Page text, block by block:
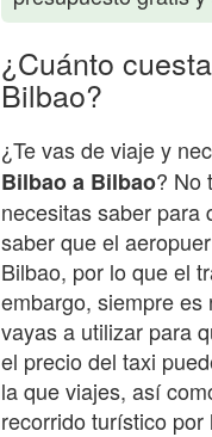
¿Cuánto
Bilbao?
¿Te vas de viaje y
Bilbao a Bilbao? No
necesitas saber para
saber que el
Bilbao, por lo que el
embargo, siempre
vayas a utilizar para
el precio del taxi
la que viajes, así
recorrido turístico por